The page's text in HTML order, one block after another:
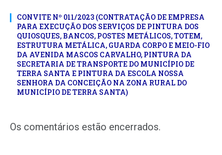
CONVITE Nº 011/2023 (CONTRATAÇÃO DE EMPRESA
PARA EXECUÇÃO DOS SERVIÇOS DE PINTURA DOS
QUIOSQUES, BANCOS, POSTES METÁLICOS, TOTEM,
ESTRUTURA METÁLICA, GUARDA CORPO E MEIO-FIO
DA AVENIDA MASCOS CARVALHO, PINTURA DA
SECRETARIA DE TRANSPORTE DO MUNICÍPIO DE
TERRA SANTA E PINTURA DA ESCOLA NOSSA
SENHORA DA CONCEIÇÃO NA ZONA RURAL DO
MUNICÍPIO DE TERRA SANTA)
Os comentários estão encerrados.